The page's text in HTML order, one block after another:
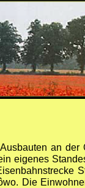
an
eigenes
Die